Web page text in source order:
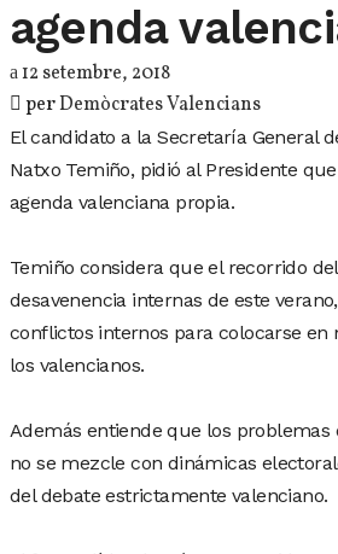
agenda
12 setembre, 2018
perDemòcrates Valencians
El candidato a la Secretaría General
Natxo Temiño, pidió al Presidente
agenda valenciana propia.
Temiño considera que el recorrido
desavenencia internas de este
conflictos internos para colocarse en
los valencianos.
Además entiende que los
no se mezcle con dinámicas
del debate estrictamente valenciano.